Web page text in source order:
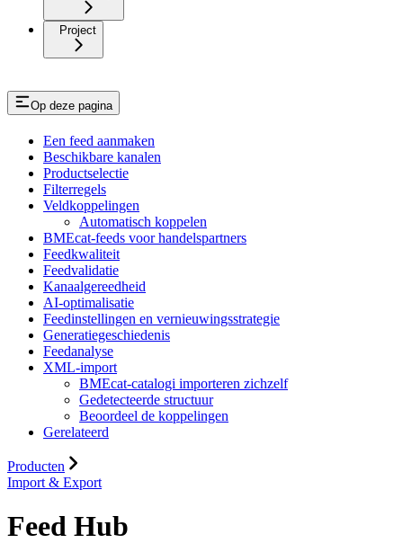
Project
Op deze pagina
Een feed aanmaken
Beschikbare kanalen
Productselectie
Filterregels
Veldkoppelingen
Automatisch koppelen
BMEcat-feeds voor handelspartners
Feedkwaliteit
Feedvalidatie
Kanaalgereedheid
AI-optimalisatie
Feedinstellingen en vernieuwingsstrategie
Generatiegeschiedenis
Feedanalyse
XML-import
BMEcat-catalogi importeren zichzelf
Gedetecteerde structuur
Beoordeel de koppelingen
Gerelateerd
Producten
Import & Export
Feed Hub